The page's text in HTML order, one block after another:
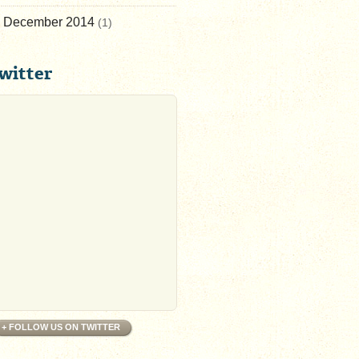
December 2014 (1)
+ FOLLOW US ON TWITTER